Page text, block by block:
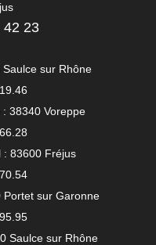
23
sur Rhône
38340 Voreppe
: 83600 Fréjus
Portet sur Garonne
Saulce sur Rhône